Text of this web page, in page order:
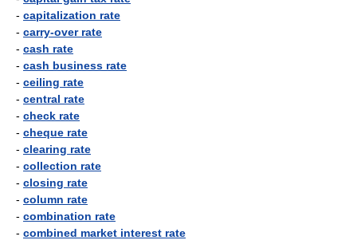
- capitalization rate
- carry-over rate
- cash rate
- cash business rate
- ceiling rate
- central rate
- check rate
- cheque rate
- clearing rate
- collection rate
- closing rate
- column rate
- combination rate
- combined market interest rate